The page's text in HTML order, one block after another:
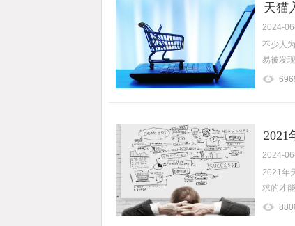
天猫
2024-
不少人
易被发
2021
2024-
2021年
求的才